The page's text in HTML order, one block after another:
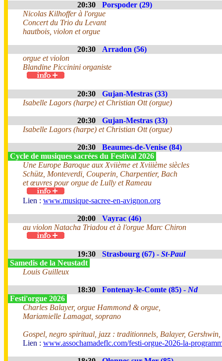
20:30
Porspoder (29)
Nicolas Kilhoffer à l'orgue
Concert du Trio du Levant
hautbois, violon et orgue
20:30
Arradon (56)
orgue et violon
Blandine Piccinini organiste
20:30
Gujan-Mestras (33)
Isabelle Lagors (harpe) et Christian Ott (orgue)
20:30
Gujan-Mestras (33)
Isabelle Lagors (harpe) et Christian Ott (orgue)
20:30
Beaumes-de-Venise (84)
Cycle de musiques sacrées du Festival 2026
Une Europe Baroque aux Xviième et Xviiième siècles
Schütz, Monteverdi, Couperin, Charpentier, Bach
et œuvres pour orgue de Lully et Rameau
Lien : www.musique-sacree-en-avignon.org
20:00
Vayrac (46)
au violon Natacha Triadou et à l'orgue Marc Chiron
19:30 Strasbourg (67) - St-Paul
Samedis de la Neustadt
Louis Guilleux
18:30 Fontenay-le-Comte (85) - Nd
Festi'orgue 2026
Charles Balayer, orgue Hammond & orgue,
Mariamielle Lamagat, soprano
Gospel, negro spiritual, jazz : traditionnels, Balayer, Gershwin,
Lien : www.assochamadeflc.com/festi-orgue-2026-la-